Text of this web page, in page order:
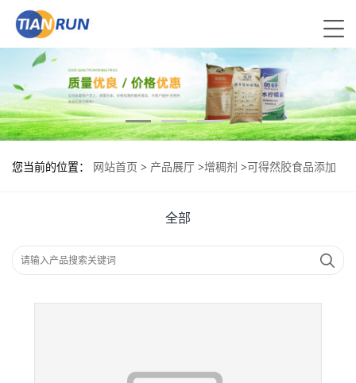
您当前的位置： 网站首页 > 产品展厅 >增稠剂 >可得然胶食品添加
全部